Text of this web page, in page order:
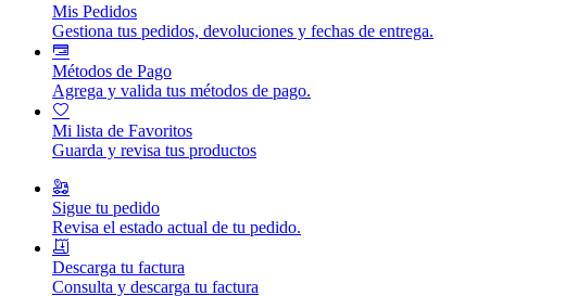
Mis Pedidos
Gestiona tus pedidos, devoluciones y fechas de entrega.
Métodos de Pago
Agrega y valida tus métodos de pago.
Mi lista de Favoritos
Guarda y revisa tus productos
Sigue tu pedido
Revisa el estado actual de tu pedido.
Descarga tu factura
Consulta y descarga tu factura